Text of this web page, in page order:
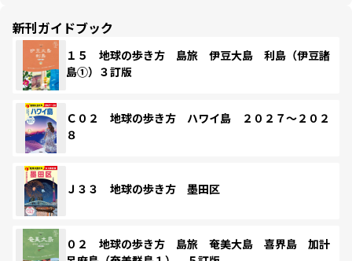
新刊ガイドブック
１５ 地球の歩き方 島旅 伊豆大島 利島（伊豆諸
島①）３訂版
Ｃ０２ 地球の歩き方 ハワイ島 ２０２７～２０２
８
Ｊ３３ 地球の歩き方 墨田区
０２ 地球の歩き方 島旅 奄美大島 喜界島 加計